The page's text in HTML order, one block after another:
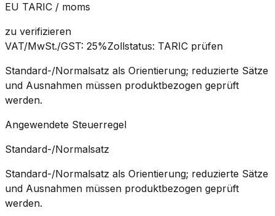
EU TARIC / moms
zu verifizieren
VAT/MwSt./GST: 25%Zollstatus: TARIC prüfen
Standard-/Normalsatz als Orientierung; reduzierte Sätze
und Ausnahmen müssen produktbezogen geprüft
werden.
Angewendete Steuerregel
Standard-/Normalsatz
Standard-/Normalsatz als Orientierung; reduzierte Sätze
und Ausnahmen müssen produktbezogen geprüft
werden.